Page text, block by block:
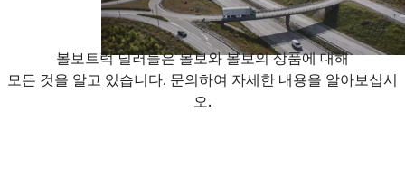
볼보트럭 딜러들은 볼보와 볼보의 상품에 대해
모든 것을 알고 있습니다. 문의하여 자세한 내용을 알아보십시
오.